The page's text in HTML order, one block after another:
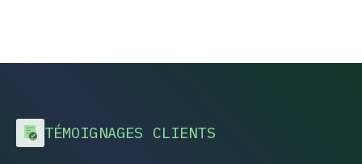
TÉMOIGNAGES CLIENTS